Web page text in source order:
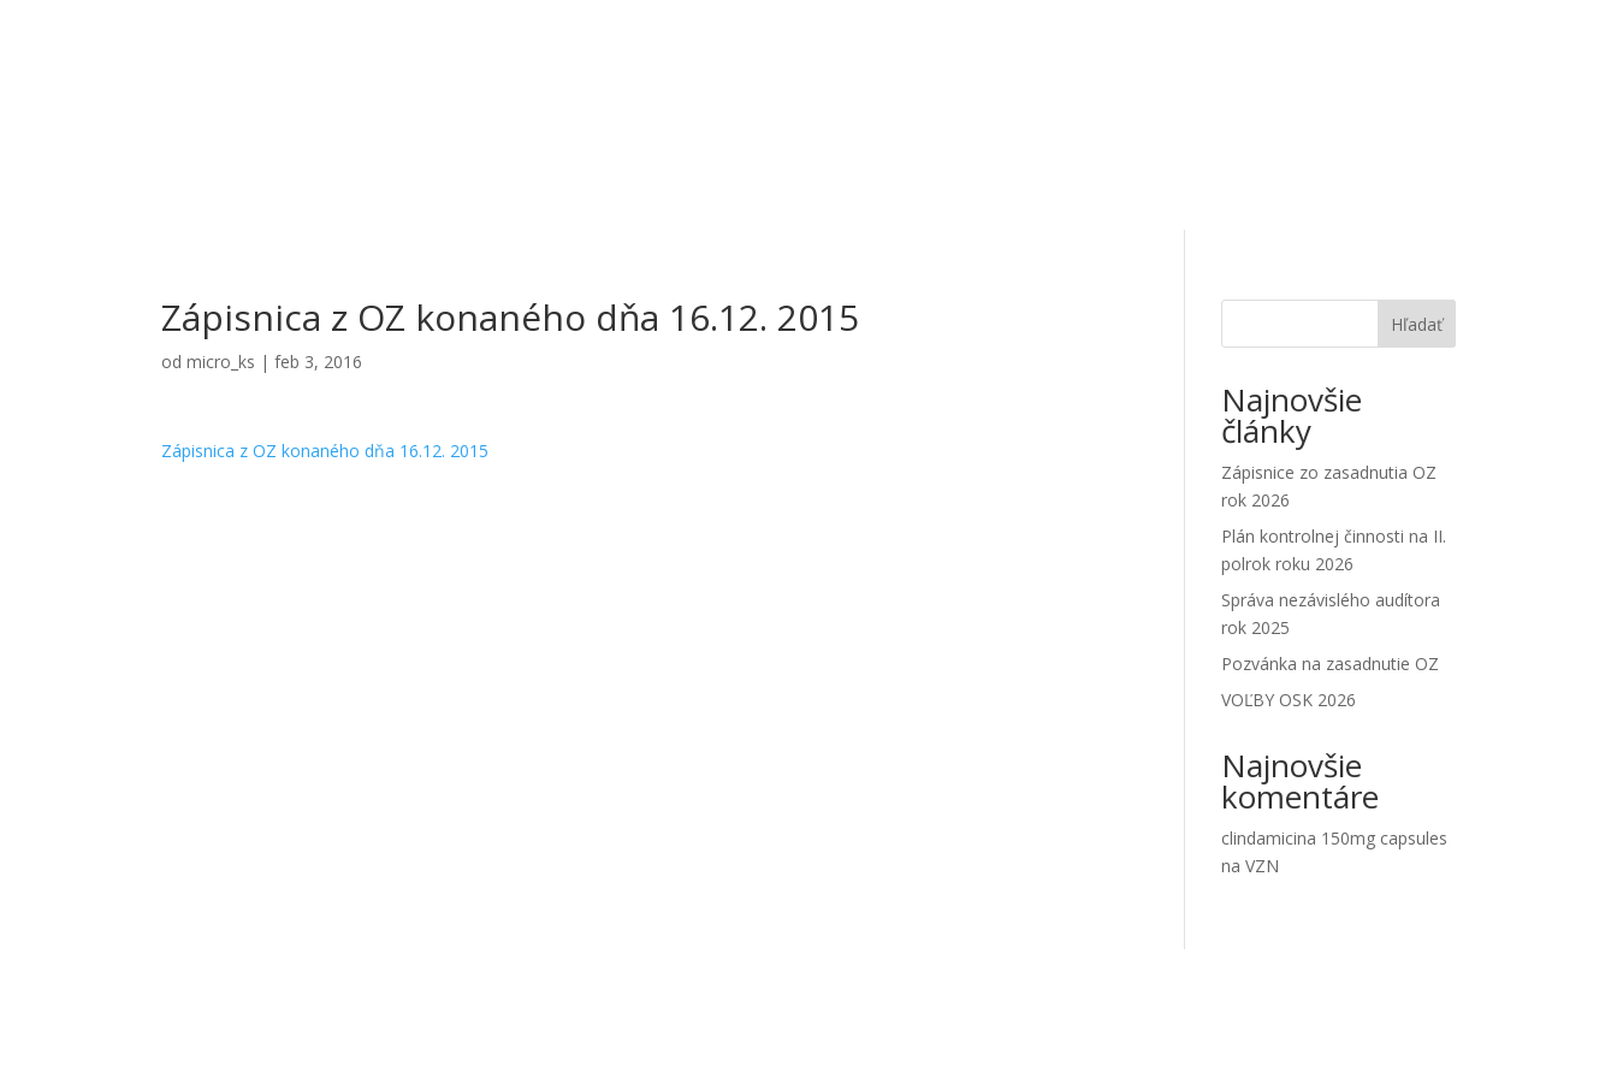
Zápisnica z OZ konaného dňa 16.12. 2015
odmicro_ks |feb 3, 2016
Zápisnica z OZ konaného dňa 16.12. 2015
Hľadať
Najnovšie
články
Zápisnice zo zasadnutia OZ
rok 2026
Plán kontrolnej činnosti na II.
polrok roku 2026
Správa nezávislého audítora
rok 2025
Pozvánka na zasadnutie OZ
VOĽBY OSK 2026
Najnovšie
komentáre
clindamicina 150mg capsules
naVZN